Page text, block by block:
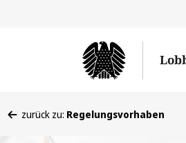
befinden
zurück zu: Regelungsvorhaben